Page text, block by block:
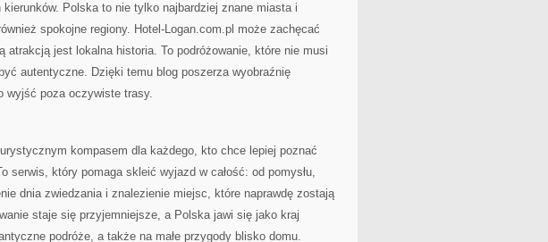
Polska to nie tylko najbardziej znane miasta i
spokojne regiony. Hotel-Logan.com.pl może zachęcać
atrakcją jest lokalna historia. To podróżowanie, które nie musi
autentyczne. Dzięki temu blog poszerza wyobraźnię
wyjść poza oczywiste trasy.
kompasem dla każdego, kto chce lepiej poznać
serwis, który pomaga skleić wyjazd w całość: od pomysłu,
dnia zwiedzania i znalezienie miejsc, które naprawdę zostają
staje się przyjemniejsze, a Polska jawi się jako kraj
podróże, a także na małe przygody blisko domu.